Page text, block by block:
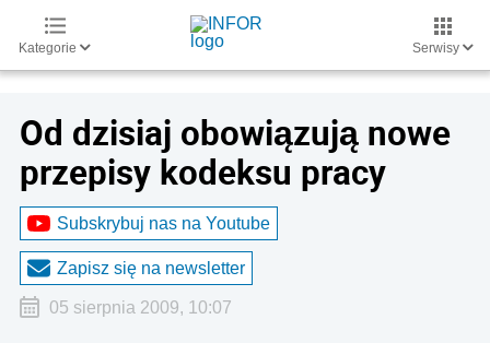
Kategorie Serwisy
Od dzisiaj obowiązują nowe
przepisy kodeksu pracy
Subskrybuj nas na Youtube
Zapisz się na newsletter
05 sierpnia 2009, 10:07